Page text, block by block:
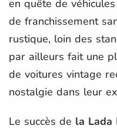
en quête de
de franchissement
rustique, loin des
par ailleurs fait une
de voitures vintage
nostalgie dans leur
Le succès de la Lada